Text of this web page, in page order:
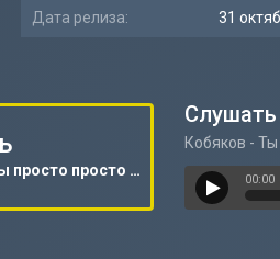
Дата релиза: 31
Кобяков - Ты просто просто пушка малышка безделушка
Слушать
00:00